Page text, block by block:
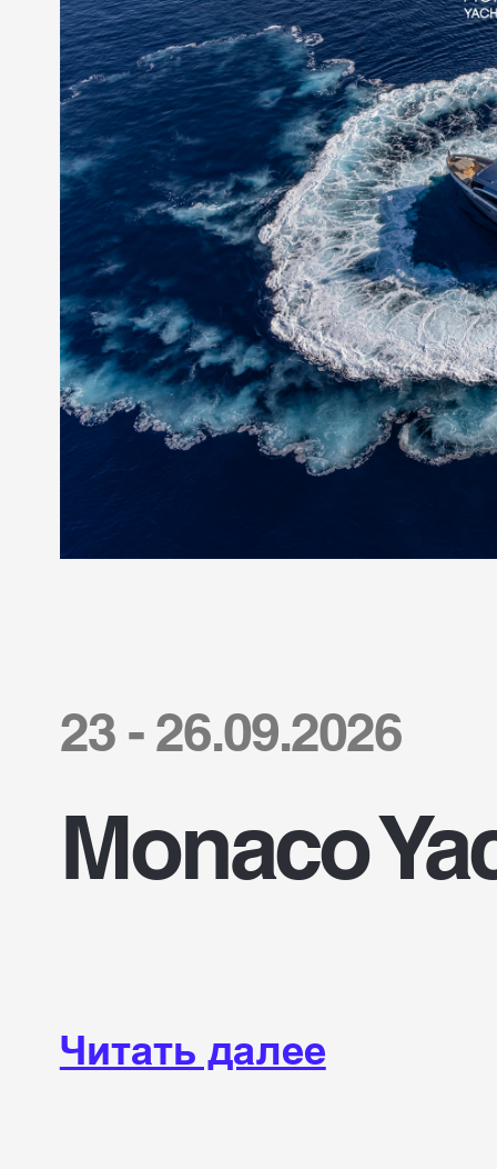
23 - 26.09.2026
Monaco
Читать далее